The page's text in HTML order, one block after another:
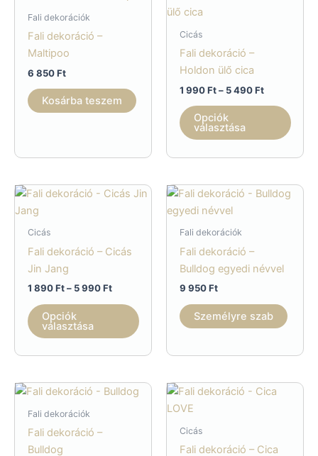
Fali dekorációk
Fali dekoráció –
Maltipoo
6 850Ft
Kosárba teszem
Cicás
Fali dekoráció –
Holdon ülő cica
1 990Ft – 5 490Ft
990 Ft
5
Opciók
választása
a
több
van.
Cicás
Fali dekoráció – Cicás
Jin Jang
1 890Ft – 5 990FtÁrtartomány:
890 Ft
Opciók
választása
a
több
van.
változatok
Fali dekorációk
Fali dekoráció –
Bulldog egyedi névvel
9 950Ft
Személyre szab
Fali dekorációk
Fali dekoráció –
Bulldog
Cicás
Fali dekoráció – Cica